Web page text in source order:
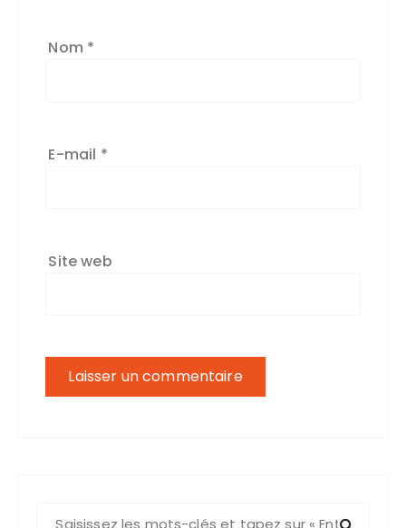
Nom *
E-mail *
Site web